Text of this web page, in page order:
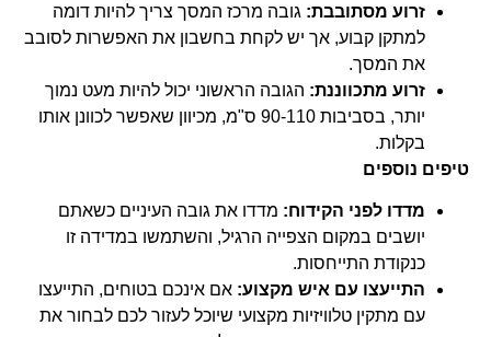
זרוע מסתובבת: גובה מרכז המסך צריך להיות דומה
למתקן קבוע, אך יש לקחת בחשבון את האפשרות לסובב
את המסך.
זרוע מתכווננת: הגובה הראשוני יכול להיות מעט נמוך
יותר, בסביבות 90-110 ס"מ, מכיוון שאפשר לכוונן אותו
בקלות.
טיפים נוספים
מדדו לפני הקידוח: מדדו את גובה העיניים כשאתם
יושבים במקום הצפייה הרגיל, והשתמשו במדידה זו
כנקודת התייחסות.
התייעצו עם איש מקצוע: אם אינכם בטוחים, התייעצו
עם מתקין טלוויזיות מקצועי שיוכל לעזור לכם לבחור את